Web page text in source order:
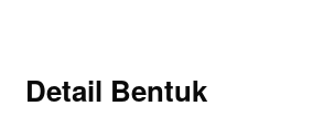
Detail Bentuk